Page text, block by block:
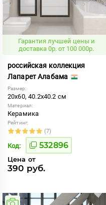
Гарантия лучшей цены и
доставка 0р. от 100 000р.
российская коллекция
Лапарет Алабама
Размер:
20x60, 40.2x40.2 см
Материал:
Керамика
Рейтинг:
(7)
Код: 532896
Цена от
390 руб.